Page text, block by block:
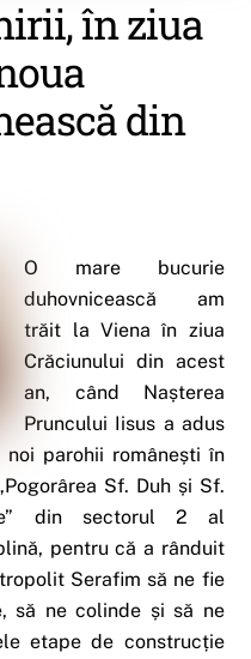
în ziua
din
O mare bucurie
duhovnicească am
trăit la Viena în ziua
Crăciunului din acest
an, când Nașterea
Pruncului Iisus a adus
noi parohii românești în
Sf. Duh și Sf.
din sectorul 2 al
pentru că a rânduit
Serafim să ne fie
, să ne colinde și să ne
etape de construcție